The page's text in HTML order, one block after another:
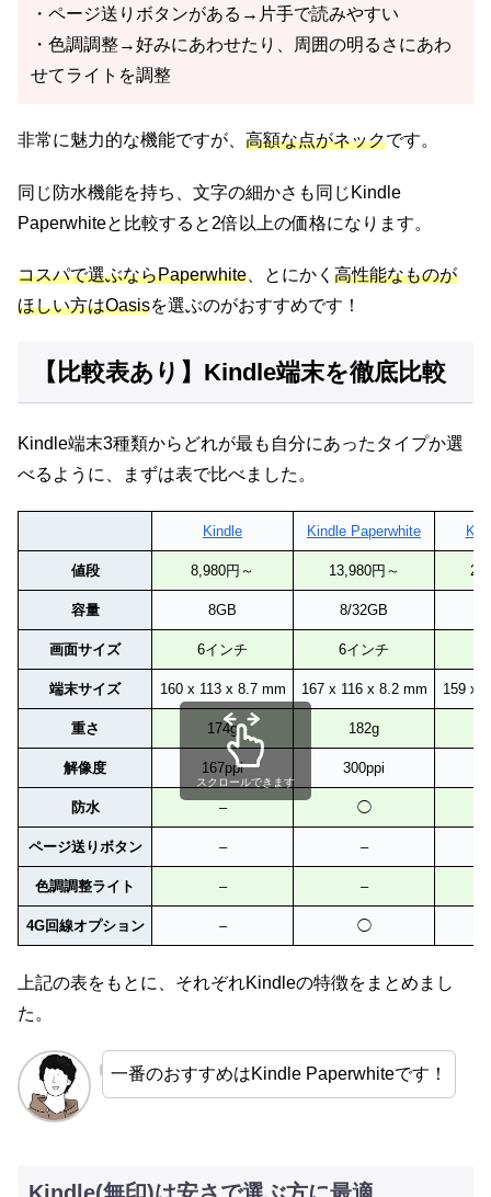
・ページ送りボタンがある→片手で読みやすい
・色調調整→好みにあわせたり、周囲の明るさにあわ
せてライトを調整
非常に魅力的な機能ですが、 高額な点がネックです。
同じ防水機能を持ち、文字の細かさも同じKindle
Paperwhiteと比較すると2倍以上の価格になります。
コスパで選ぶならPaperwhite 、とにかく 高性能なものが
ほしい方はOasisを選ぶのがおすすめです！
【比較表あり】Kindle端末を徹底比較
Kindle端末3種類からどれが最も自分にあったタイプか選
べるように、まずは表で比べました。
Kindle Kindle Paperwhite
値段 8,980円～ 13,980円～
容量 8GB 8/32GB
画面サイズ 6インチ 6インチ
端末サイズ 160 x 113 x 8.7 mm 167 x 116 x 8.2 mm 159 x
重さ 174g 182g
解像度 167ppi 300ppi
防水 – ◯
ページ送りボタン – –
色調調整ライト – –
4G回線オプション – ◯
スクロールできます
上記の表をもとに、それぞれKindleの特徴をまとめまし
た。
一番のおすすめはKindle Paperwhiteです！